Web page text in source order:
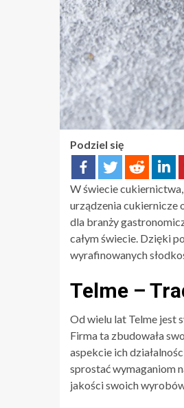
Podziel się
W świecie
urządzenia cukiernicze
dla branży
całym świecie. Dzięki
wyrafinowanych
Telme –
Od wielu lat Telme jest
Firma ta zbudowała
aspekcie ich
sprostać wymaganiom
jakości swoich